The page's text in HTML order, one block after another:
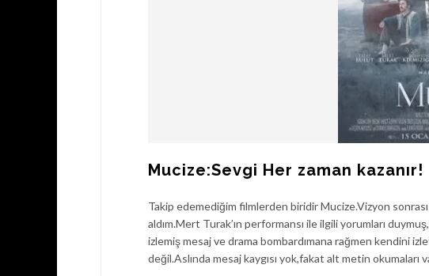
Mucize:Sevgi Her zaman kazanır!
Takip edemediğim filmlerden biridir Mucize.Vizyon
aldım.Mert Turak’ın performansı ile ilgili yorumları
izlemiş mesaj ve drama bombardımana rağmen kendini
değil.Aslında mesaj kaygısı yok,fakat alt metin okumaları